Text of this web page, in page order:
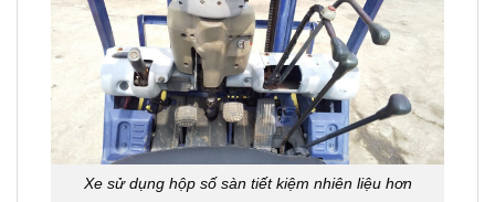
Xe sử dụng hộp số sàn tiết kiệm nhiên liệu hơn